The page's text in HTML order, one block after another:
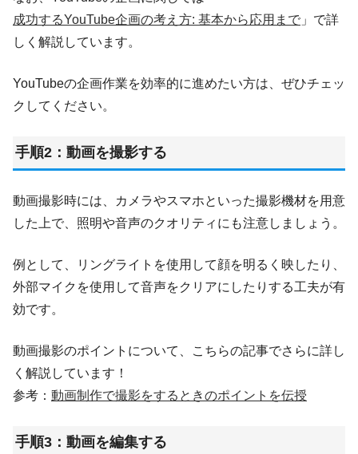
成功するYouTube企画の考え方: 基本から応用まで 」で詳
しく解説しています。
YouTubeの企画作業を効率的に進めたい方は、ぜひチェッ
クしてください。
手順2：動画を撮影する
動画撮影時には、カメラやスマホといった撮影機材を用意
した上で、照明や音声のクオリティにも注意しましょう。
例として、リングライトを使用して顔を明るく映したり、
外部マイクを使用して音声をクリアにしたりする工夫が有
効です。
動画撮影のポイントについて、こちらの記事でさらに詳し
く解説しています！
参考： 動画制作で撮影をするときのポイントを伝授
手順3：動画を編集する